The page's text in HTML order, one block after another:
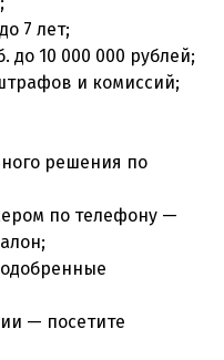
7 лет;
до 10 000 000 рублей;
и комиссий;
решения по
по телефону —
— посетите